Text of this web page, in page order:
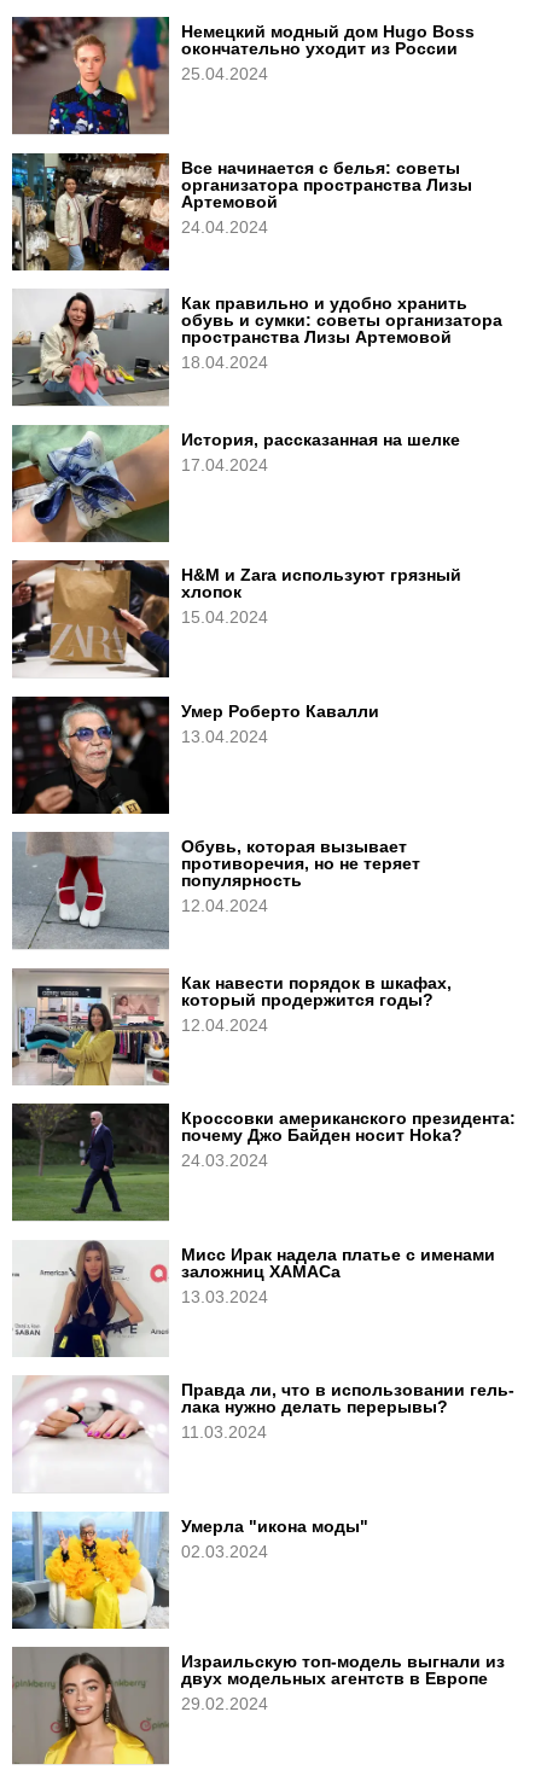
Немецкий модный дом Hugo Boss
окончательно уходит из России
25.04.2024
Все начинается с белья: советы
организатора пространства Лизы
Артемовой
24.04.2024
Как правильно и удобно хранить
обувь и сумки: советы организатора
пространства Лизы Артемовой
18.04.2024
История, рассказанная на шелке
17.04.2024
H&M и Zara используют грязный
хлопок
15.04.2024
Умер Роберто Кавалли
13.04.2024
Обувь, которая вызывает
противоречия, но не теряет
популярность
12.04.2024
Как навести порядок в шкафах,
который продержится годы?
12.04.2024
Кроссовки американского президента:
почему Джо Байден носит Hoka?
24.03.2024
Мисс Ирак надела платье с именами
заложниц ХАМАСа
13.03.2024
Правда ли, что в использовании гель-
лака нужно делать перерывы?
11.03.2024
Умерла "икона моды"
02.03.2024
Израильскую топ-модель выгнали из
двух модельных агентств в Европе
29.02.2024